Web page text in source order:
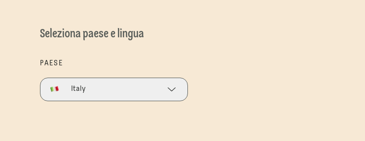
Seleziona paese e lingua
PAESE
Italy